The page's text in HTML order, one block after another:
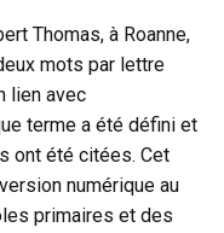
Thomas, à Roanne,
mots par lettre
lien avec
terme a été défini et
ont été citées. Cet
numérique au
primaires et des